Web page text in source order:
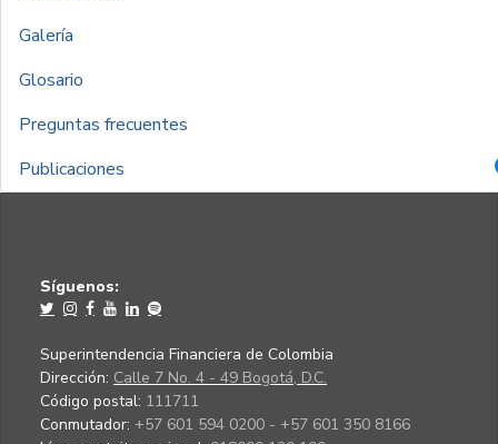
Galería
Glosario
Preguntas frecuentes
Publicaciones
Síguenos:
Superintendencia Financiera de Colombia
Dirección: Calle 7 No. 4 - 49 Bogotá, D.C.
Código postal: 111711
Conmutador: +57 601 594 0200 - +57 601 350 8166